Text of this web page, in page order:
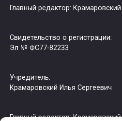
Главный редактор:
Свидетельство о регистрации:
Эл № ФС77-82233
Учредитель:
Крамаровский Илья Сергеевич
Главный редактор: